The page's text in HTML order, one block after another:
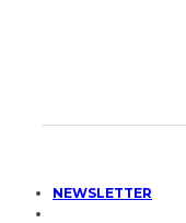
NEWSLETTER